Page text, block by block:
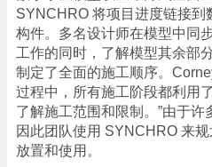
SYNCHRO 将项目进度链接到
构件。多名设计师在模型中同
工作的同时，了解模型其余部
制定了全面的施工顺序。
过程中，所有施工阶段都利用了
了解施工范围和限制。 ”由于许
因此团队使用 SYNCHRO 来规
放置和使用。